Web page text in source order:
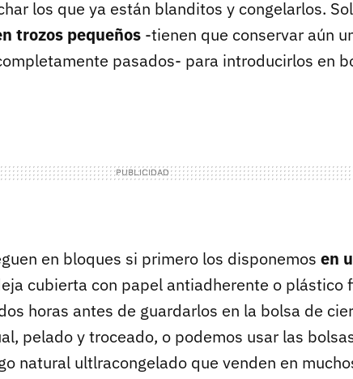
los que ya están blanditos y congelarlos.
trozos pequeños -tienen que conservar aún
pasados- para introducirlos en
en bloques si primero los disponemos en
cubierta con papel antiadherente o plástico
horas antes de guardarlos en la bolsa de
pelado y troceado, o podemos usar las
natural ultlracongelado que venden en